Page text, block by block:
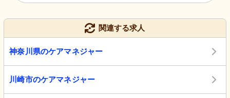
関連する求人
神奈川県のケアマネジャー
川崎市のケアマネジャー